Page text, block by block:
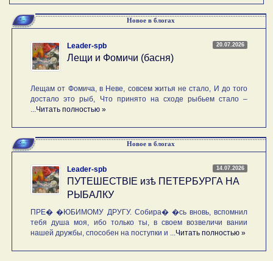
Новое в блогах
20.07.2026
Leader-spb
Лещи и Фомичи (басня)
Лещам от Фомича, в Неве, совсем житья не стало, И до того
достало это рыб, Что принято на сходе рыбьем стало –
Читать полностью »
Новое в блогах
14.07.2026
Leader-spb
ПУТЕШЕСТВIE изѣ ПЕТЕРБУРГА НА
РЫБАЛКУ
ПРЕ� �ЮБИМОМУ ДРУГУ. Собира� �сь вновь, вспомнил
тебя душа моя, ибо только ты, в своем возвеличи вании
нашей дружбы, способен на поступки и ... Читать полностью »